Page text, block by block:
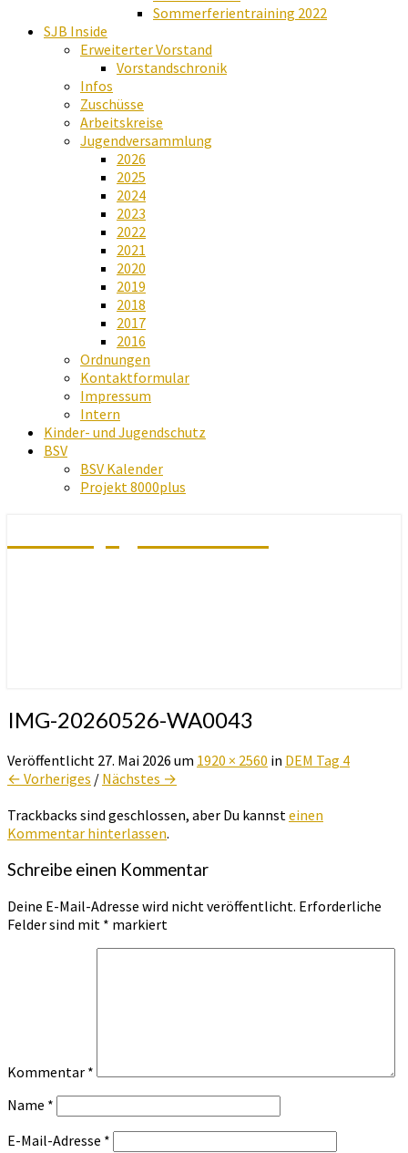
Sommerferientraining 2022
SJB Inside
Erweiterter Vorstand
Vorstandschronik
Infos
Zuschüsse
Arbeitskreise
Jugendversammlung
2026
2025
2024
2023
2022
2021
2020
2019
2018
2017
2016
Ordnungen
Kontaktformular
Impressum
Intern
Kinder- und Jugendschutz
BSV
BSV Kalender
Projekt 8000plus
IMG-20260526-WA0043
Veröffentlicht 27. Mai 2026 um 1920 × 2560 in DEM Tag 4
← Vorheriges / Nächstes →
Trackbacks sind geschlossen, aber Du kannsteinen
Kommentar hinterlassen.
Schreibe einen Kommentar
Deine E-Mail-Adresse wird nicht veröffentlicht. Erforderliche
Felder sind mit * markiert
Kommentar *
Name *
E-Mail-Adresse *